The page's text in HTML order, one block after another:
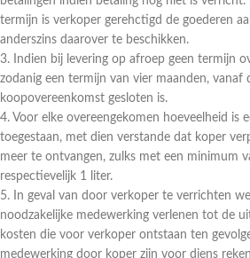
termijn is verkoper gerehctigd de goederen
anderszins daarover te beschikken.
3. Indien bij levering op afroep geen termijn
zodanig een termijn van vier maanden, vanaf
koopovereenkomst gesloten is.
4. Voor elke overeengekomen hoeveelheid is
toegestaan, met dien verstande dat koper
meer te ontvangen, zulks met een minimum
respectievelijk 1 liter.
5. In geval van door verkoper te verrichten
noodzakelijke medewerking verlenen tot de
kosten die voor verkoper ontstaan ten
medewerking door koper zijn voor diens